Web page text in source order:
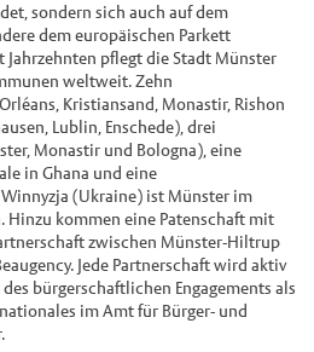
sondern sich auch auf dem
dem europäischen Parkett
pflegt die Stadt Münster
weltweit. Zehn
Kristiansand, Monastir, Rishon
Lublin, Enschede), drei
Monastir und Bologna), eine
in Ghana und eine
(Ukraine) ist Münster im
Hinzu kommen eine Patenschaft mit
zwischen Münster-Hiltrup
Jede Partnerschaft wird aktiv
bürgerschaftlichen Engagements als
im Amt für Bürger- und